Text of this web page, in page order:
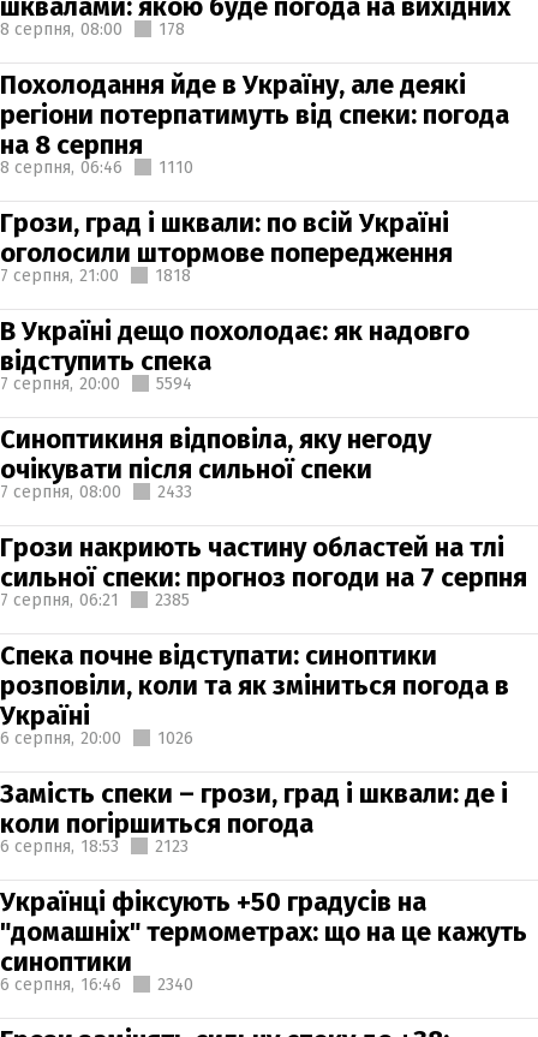
8 серпня, 08:00 178
Похолодання йде в Україну, але деякі
регіони потерпатимуть від спеки: погода
на 8 серпня
8 серпня, 06:46 1110
Грози, град і шквали: по всій Україні
оголосили штормове попередження
7 серпня, 21:00 1818
В Україні дещо похолодає: як надовго
відступить спека
7 серпня, 20:00 5594
Синоптикиня відповіла, яку негоду
очікувати після сильної спеки
7 серпня, 08:00 2433
Грози накриють частину областей на тлі
сильної спеки: прогноз погоди на 7 серпня
7 серпня, 06:21 2385
Спека почне відступати: синоптики
розповіли, коли та як зміниться погода в
Україні
6 серпня, 20:00 1026
Замість спеки – грози, град і шквали: де і
коли погіршиться погода
6 серпня, 18:53 2123
Українці фіксують +50 градусів на
"домашніх" термометрах: що на це кажуть
синоптики
6 серпня, 16:46 2340